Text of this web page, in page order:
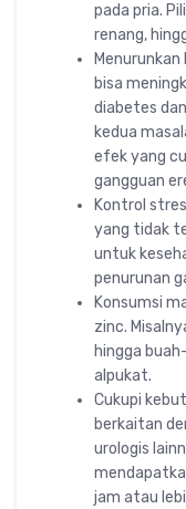
pada pria.
renang,
bisa
diabetes
kedua
efek yang
gangguan
Kontrol
yang tidak
untuk
penurunan
Konsumsi
zinc.
hingga
alpukat.
Cukupi
berkaitan
urologis
jam atau